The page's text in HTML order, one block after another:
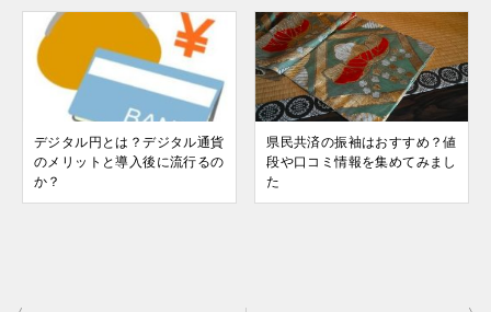
デジタル円とは？デジタル通貨
のメリットと導入後に流行るの
か？
県民共済の振袖はおすすめ？値
段や口コミ情報を集めてみまし
た